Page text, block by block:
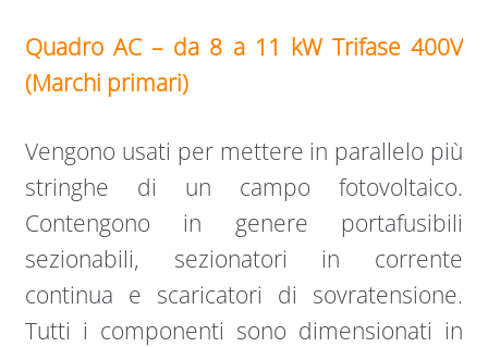
Quadro AC – da 8 a 11 kW Trifase 400V
(Marchi primari)
Vengono usati per mettere in parallelo più
stringhe di un campo fotovoltaico.
Contengono in genere portafusibili
sezionabili, sezionatori in corrente
continua e scaricatori di sovratensione.
Tutti i componenti sono dimensionati in